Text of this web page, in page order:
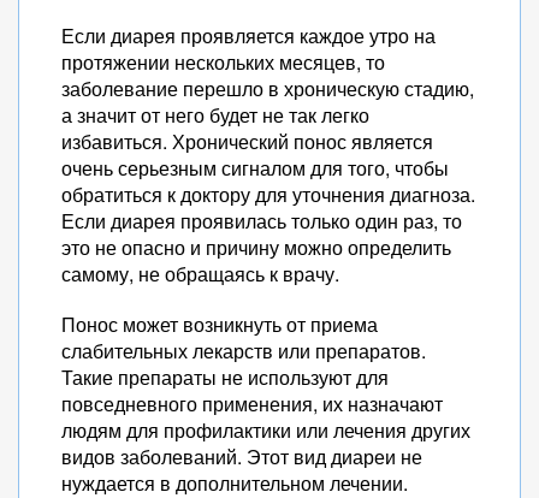
Если диарея проявляется каждое утро на
протяжении нескольких месяцев, то
заболевание перешло в хроническую стадию,
а значит от него будет не так легко
избавиться. Хронический понос является
очень серьезным сигналом для того, чтобы
обратиться к доктору для уточнения диагноза.
Если диарея проявилась только один раз, то
это не опасно и причину можно определить
самому, не обращаясь к врачу.
Понос может возникнуть от приема
слабительных лекарств или препаратов.
Такие препараты не используют для
повседневного применения, их назначают
людям для профилактики или лечения других
видов заболеваний. Этот вид диареи не
нуждается в дополнительном лечении.